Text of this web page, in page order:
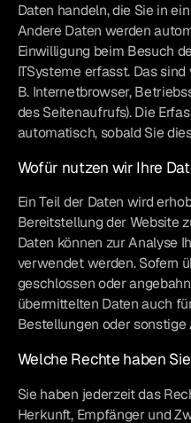
Daten handeln, die Sie in
Andere Daten werden
Einwilligung beim Besuch
ITSysteme erfasst. Das
B. Internetbrowser,
des Seitenaufrufs). Die
automatisch, sobald Sie
Wofür nutzen wir Ihre
Ein Teil der Daten wird
Bereitstellung der Website
Daten können zur Analyse
verwendet werden. Sofern
geschlossen oder
übermittelten Daten auch
Bestellungen oder
Welche Rechte haben
Sie haben jederzeit das
Herkunft, Empfänger und